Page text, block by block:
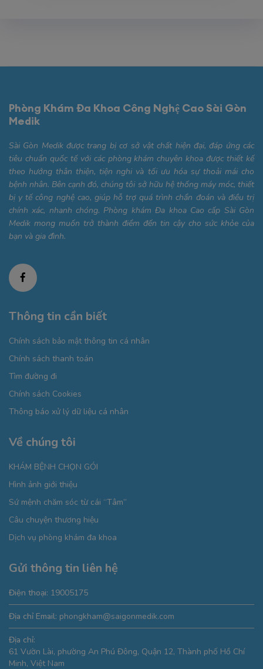
Phòng Khám Đa Khoa Công Nghệ Cao Sài Gòn
Medik
Sài Gòn Medik được trang bị cơ sở vật chất hiện đại, đáp ứng các
tiêu chuẩn quốc tế với các phòng khám chuyên khoa được thiết kế
theo hướng thân thiện, tiện nghi và tối ưu hóa sự thoải mái cho
bệnh nhân. Bên cạnh đó, chúng tôi sở hữu hệ thống máy móc, thiết
bị y tế công nghệ cao, giúp hỗ trợ quá trình chẩn đoán và điều trị
chính xác, nhanh chóng. Phòng khám Đa khoa Cao cấp Sài Gòn
Medik mong muốn trở thành điểm đến tin cậy cho sức khỏe của
bạn và gia đình.
Thông tin cần biết
Chính sách bảo mật thông tin cá nhân
Chính sách thanh toán
Tìm đường đi
Chính sách Cookies
Thông báo xử lý dữ liệu cá nhân
Về chúng tôi
KHÁM BỆNH CHỌN GÓI
Hình ảnh giới thiệu
Sứ mệnh chăm sóc từ cái “Tâm”
Câu chuyện thương hiệu
Dịch vụ phòng khám đa khoa
Gửi thông tin liên hệ
Điện thoại: 19005175
Địa chỉ Email: phongkham@saigonmedik.com
Địa chỉ:
61 Vườn Lài, phường An Phú Đông, Quận 12, Thành phố Hồ Chí
Minh, Việt Nam